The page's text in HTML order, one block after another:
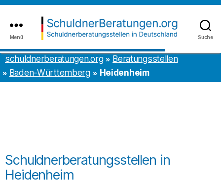
Inhalt
springen
to
the
content
Suche
schuldnerberatungen.org
Menü
schuldnerberatungen.org
Beratungsstellen
Baden-Württemberg
Heidenheim
Schuldnerberatungsstellen in
Heidenheim